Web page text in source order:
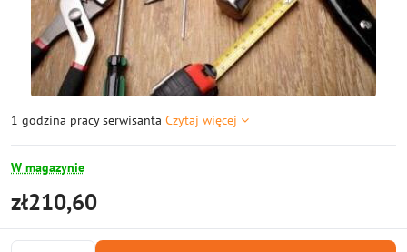
1 godzina pracy serwisanta Czytaj więcej
W magazynie
zł210,60